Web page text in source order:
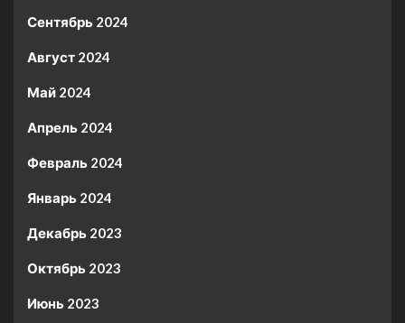
Сентябрь 2024
Август 2024
Май 2024
Апрель 2024
Февраль 2024
Январь 2024
Декабрь 2023
Октябрь 2023
Июнь 2023